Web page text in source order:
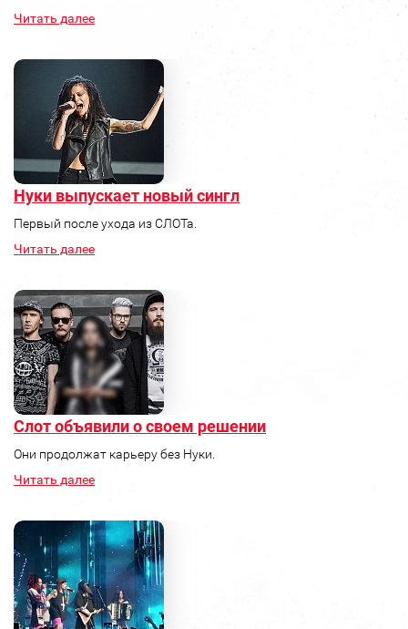
Читать далее
Нуки выпускает новый сингл
Первый после ухода из СЛОТа.
Читать далее
Слот объявили о своем решении
Они продолжат карьеру без Нуки.
Читать далее